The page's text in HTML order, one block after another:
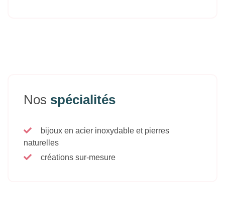
Nos spécialités
bijoux en acier inoxydable et pierres
naturelles
créations sur-mesure